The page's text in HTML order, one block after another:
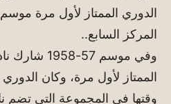
المركز السابع..
وفي موسم
الممتاز لأول مرة، وكان
وقتها في المجموعة التي تضم